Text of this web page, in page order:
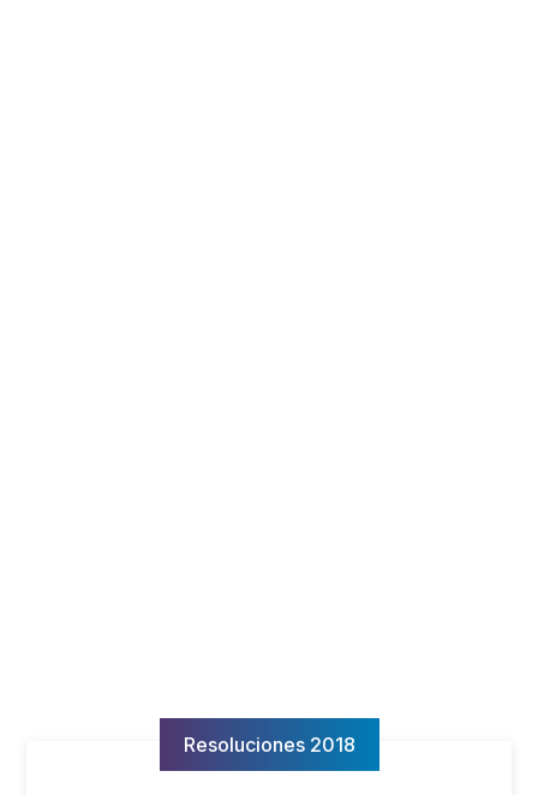
Resoluciones 2018